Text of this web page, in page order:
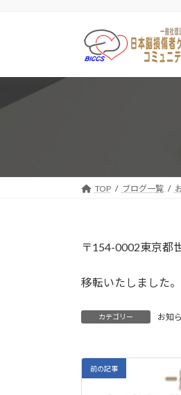
ツ
ス
シ
ン
TOP ブログ一覧
〒154-0002東京都
移転いたしました。
カテゴリー お知
前の記事